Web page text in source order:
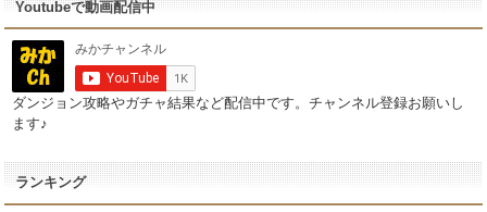
Youtubeで動画配信中
ダンジョン攻略やガチャ結果など配信中です。チャンネル登録お願いし
ます♪
ランキング